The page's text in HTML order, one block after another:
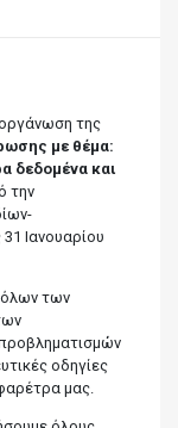
της
με θέμα:
δεδομένα και
την
Ιανουαρίου
όλων των
οδηγίες
μας.